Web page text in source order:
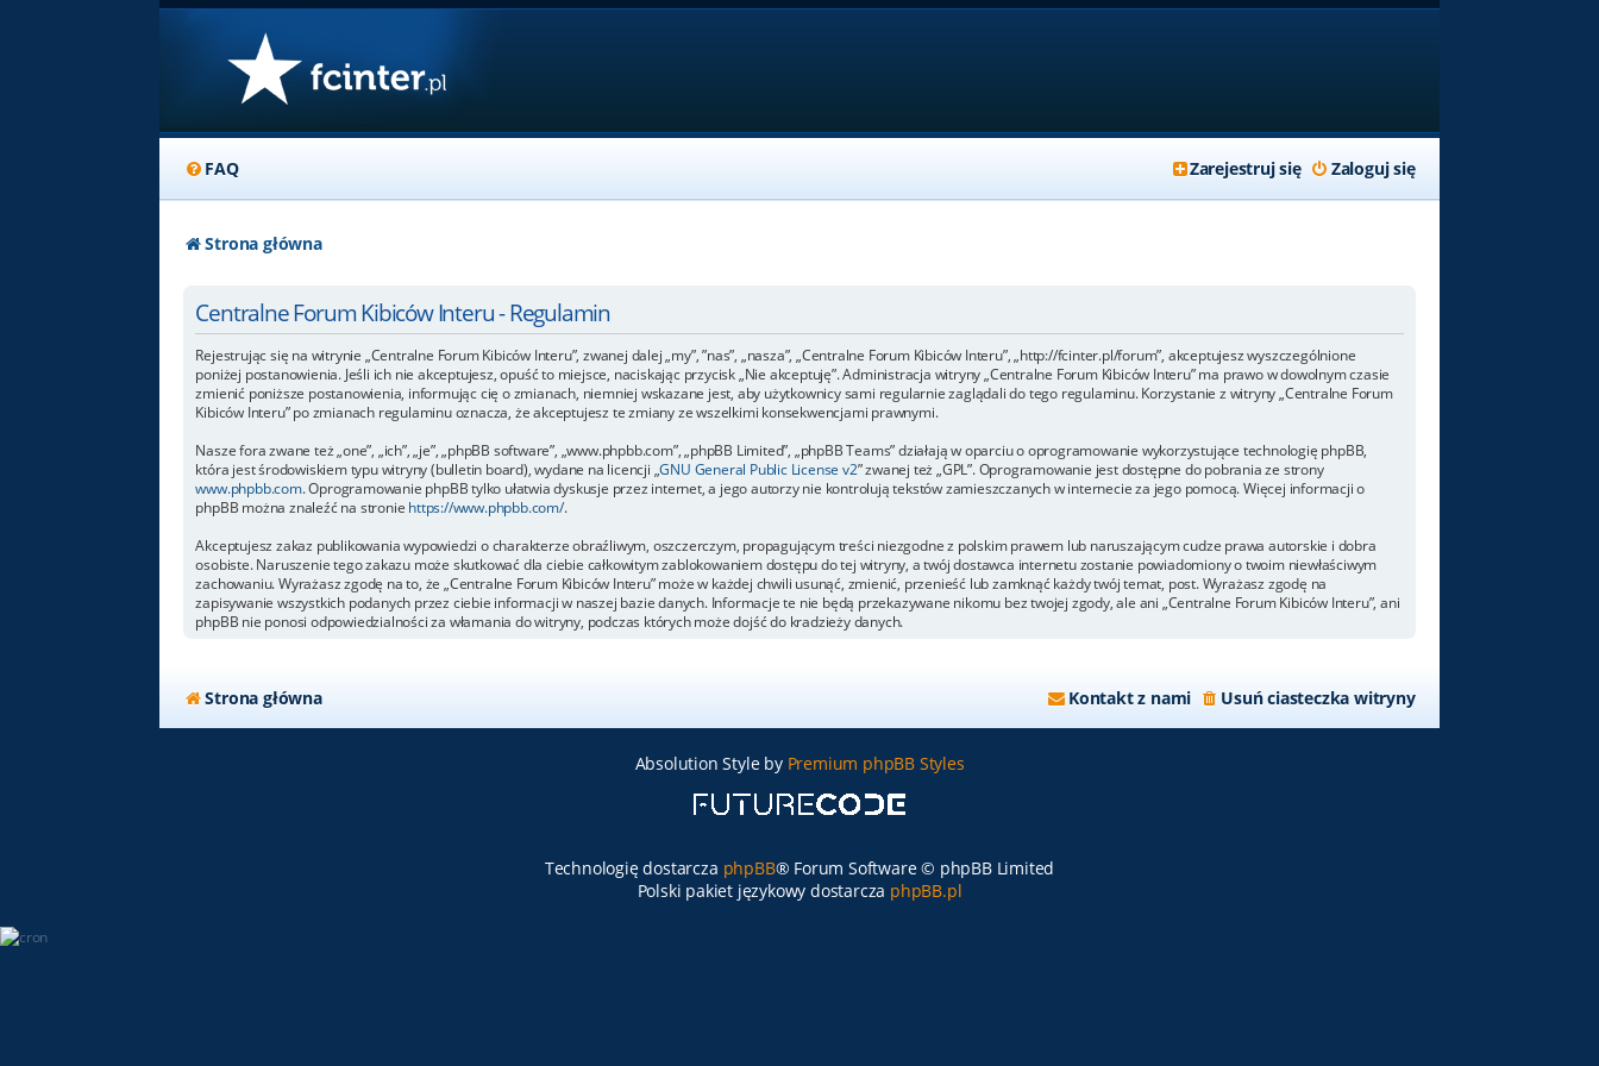
FAQ Zaloguj się
Zarejestruj się
Strona główna
Centralne Forum Kibiców Interu - Regulamin
Rejestrując się na witrynie „Centralne Forum Kibiców Interu”, zwanej dalej „my”, ”nas”, „nasza”, „Centralne Forum Kibiców Interu”, „http://fcinter.pl/forum”, akceptujesz wyszczególnione
poniżej postanowienia. Jeśli ich nie akceptujesz, opuść to miejsce, naciskając przycisk „Nie akceptuję”. Administracja witryny „Centralne Forum Kibiców Interu” ma prawo w dowolnym czasie
zmienić poniższe postanowienia, informując cię o zmianach, niemniej wskazane jest, aby użytkownicy sami regularnie zaglądali do tego regulaminu. Korzystanie z witryny „Centralne Forum
Kibiców Interu” po zmianach regulaminu oznacza, że akceptujesz te zmiany ze wszelkimi konsekwencjami prawnymi.
Nasze fora zwane też „one”, „ich”, „je”, „phpBB software”, „www.phpbb.com”, „phpBB Limited”, „phpBB Teams” działają w oparciu o oprogramowanie wykorzystujące technologię phpBB,
która jest środowiskiem typu witryny (bulletin board), wydane na licencji „GNU General Public License v2” zwanej też „GPL”. Oprogramowanie jest dostępne do pobrania ze strony
www.phpbb.com. Oprogramowanie phpBB tylko ułatwia dyskusje przez internet, a jego autorzy nie kontrolują tekstów zamieszczanych w internecie za jego pomocą. Więcej informacji o
phpBB można znaleźć na stronie https://www.phpbb.com/.
Akceptujesz zakaz publikowania wypowiedzi o charakterze obraźliwym, oszczerczym, propagującym treści niezgodne z polskim prawem lub naruszającym cudze prawa autorskie i dobra
osobiste. Naruszenie tego zakazu może skutkować dla ciebie całkowitym zablokowaniem dostępu do tej witryny, a twój dostawca internetu zostanie powiadomiony o twoim niewłaściwym
zachowaniu. Wyrażasz zgodę na to, że „Centralne Forum Kibiców Interu” może w każdej chwili usunąć, zmienić, przenieść lub zamknąć każdy twój temat, post. Wyrażasz zgodę na
zapisywanie wszystkich podanych przez ciebie informacji w naszej bazie danych. Informacje te nie będą przekazywane nikomu bez twojej zgody, ale ani „Centralne Forum Kibiców Interu”, ani
phpBB nie ponosi odpowiedzialności za włamania do witryny, podczas których może dojść do kradzieży danych.
Strona główna Usuń ciasteczka witryny
Kontakt z nami
Absolution Style by Premium phpBB Styles
Technologię dostarcza phpBB® Forum Software © phpBB Limited
Polski pakiet językowy dostarcza phpBB.pl